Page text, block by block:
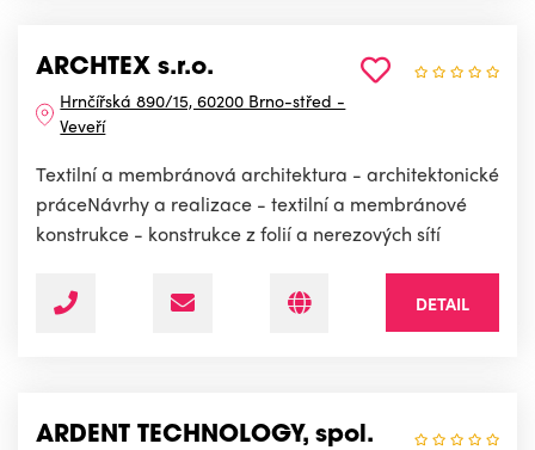
ARCHTEX s.r.o.
Hrnčířská 890/15, 60200 Brno-střed -
Veveří
Textilní a membránová architektura - architektonické
práceNávrhy a realizace - textilní a membránové
konstrukce - konstrukce z folií a nerezových sítí
DETAIL
ARDENT TECHNOLOGY, spol.